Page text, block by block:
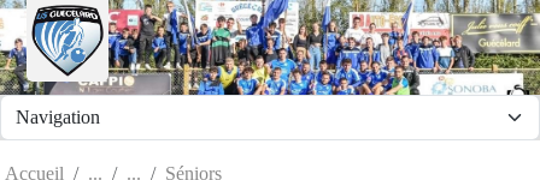
Accueil Séniors
Panneau de gestion des cookies